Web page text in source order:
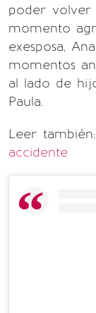
poder volver
momento
exesposa,
momentos
al lado de
Paula.
Leer también:
accidente